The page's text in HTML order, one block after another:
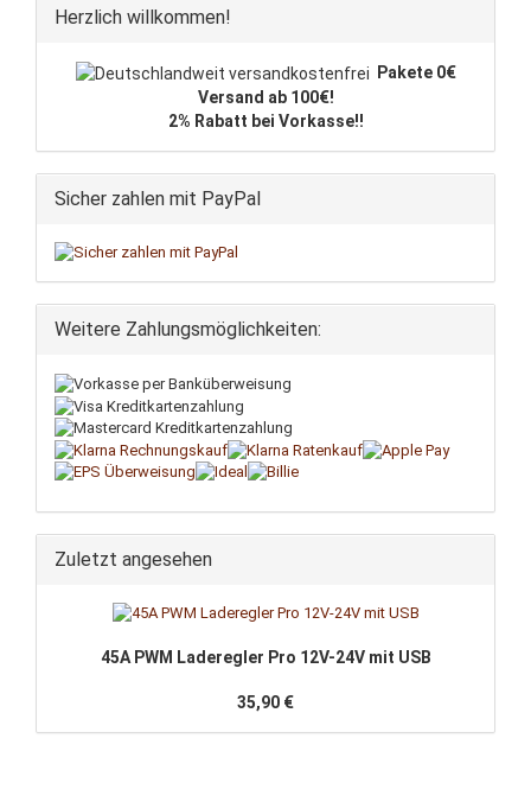
Herzlich willkommen!
Pakete 0€
Versand ab 100€!
2% Rabatt bei Vorkasse!!
Sicher zahlen mit PayPal
Weitere Zahlungsmöglichkeiten:
Zuletzt angesehen
45A PWM Laderegler Pro 12V-24V mit USB
35,90 €